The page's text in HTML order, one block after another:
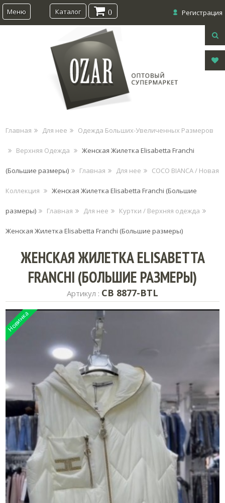
Меню Регистрация
Каталог 0
Главная Для нее Одежда Больших-Увеличенных Размеров
Верхняя Одежда Женская Жилетка Elisabetta Franchi
(Большие размеры) Главная Для нее COCO BIANCA / Новая
Коллекция Женская Жилетка Elisabetta Franchi (Большие
размеры) Главная Для нее Куртки / Верхняя одежда
Женская Жилетка Elisabetta Franchi (Большие размеры)
ЖЕНСКАЯ ЖИЛЕТКА ELISABETTA
FRANCHI (БОЛЬШИЕ РАЗМЕРЫ)
Артикул : CB 8877-BTL